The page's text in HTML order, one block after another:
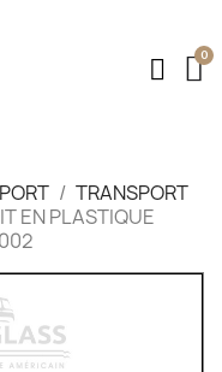
TRANSPORT
EN PLASTIQUE